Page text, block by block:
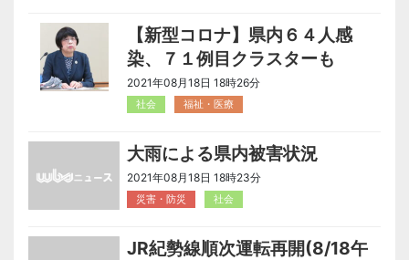
【新型コロナ】県内６４人感
染、７１例目クラスターも
2021年08月18日 18時26分
社会 福祉・医療
大雨による県内被害状況
2021年08月18日 18時23分
災害・防災 社会
JR紀勢線順次運転再開(8/18午